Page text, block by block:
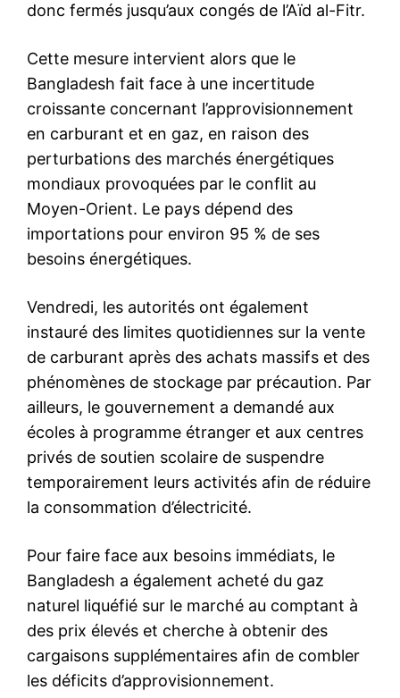
donc fermés jusqu’aux congés de l’Aïd al-Fitr.
Cette mesure intervient alors que le
Bangladesh fait face à une incertitude
croissante concernant l’approvisionnement
en carburant et en gaz, en raison des
perturbations des marchés énergétiques
mondiaux provoquées par le conflit au
Moyen-Orient. Le pays dépend des
importations pour environ 95 % de ses
besoins énergétiques.
Vendredi, les autorités ont également
instauré des limites quotidiennes sur la vente
de carburant après des achats massifs et des
phénomènes de stockage par précaution. Par
ailleurs, le gouvernement a demandé aux
écoles à programme étranger et aux centres
privés de soutien scolaire de suspendre
temporairement leurs activités afin de réduire
la consommation d’électricité.
Pour faire face aux besoins immédiats, le
Bangladesh a également acheté du gaz
naturel liquéfié sur le marché au comptant à
des prix élevés et cherche à obtenir des
cargaisons supplémentaires afin de combler
les déficits d’approvisionnement.